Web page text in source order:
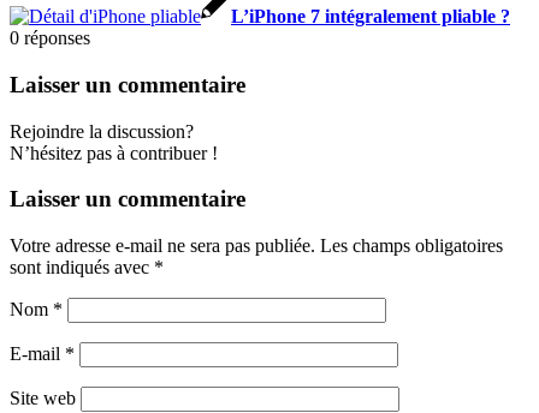
L’iPhone 7 intégralement pliable ?
0 réponses
Laisser un commentaire
Rejoindre la discussion?
N’hésitez pas à contribuer !
Laisser un commentaire
Votre adresse e-mail ne sera pas publiée. Les champs obligatoires
sont indiqués avec *
Nom *
E-mail *
Site web